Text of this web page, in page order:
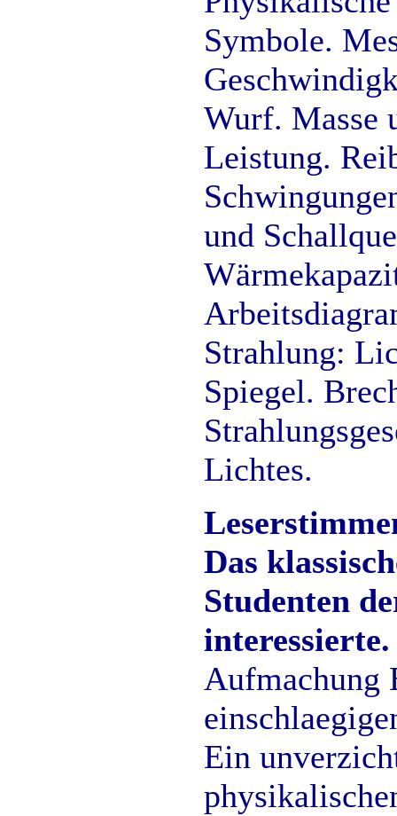
Symbole.
Wurf. Masse
Leistung.
und
Strahlung:
Spiegel.
Lichtes.
Das
Studenten
interessierte.
Aufmachung
Ein